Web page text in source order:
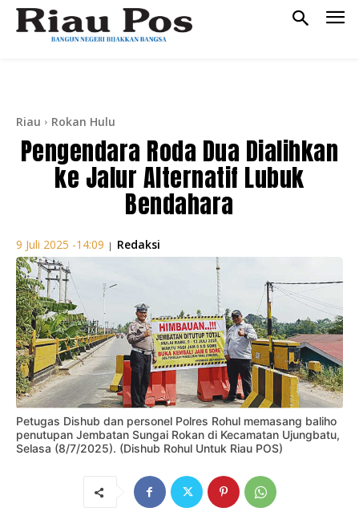
Riau Rokan Hulu
Pengendara Roda Dua Dialihkan
ke Jalur Alternatif Lubuk
Bendahara
9 Juli 2025 -14:09 | Redaksi
Petugas Dishub dan personel Polres Rohul memasang baliho
penutupan Jembatan Sungai Rokan di Kecamatan Ujungbatu,
Selasa (8/7/2025). (Dishub Rohul Untuk Riau POS)